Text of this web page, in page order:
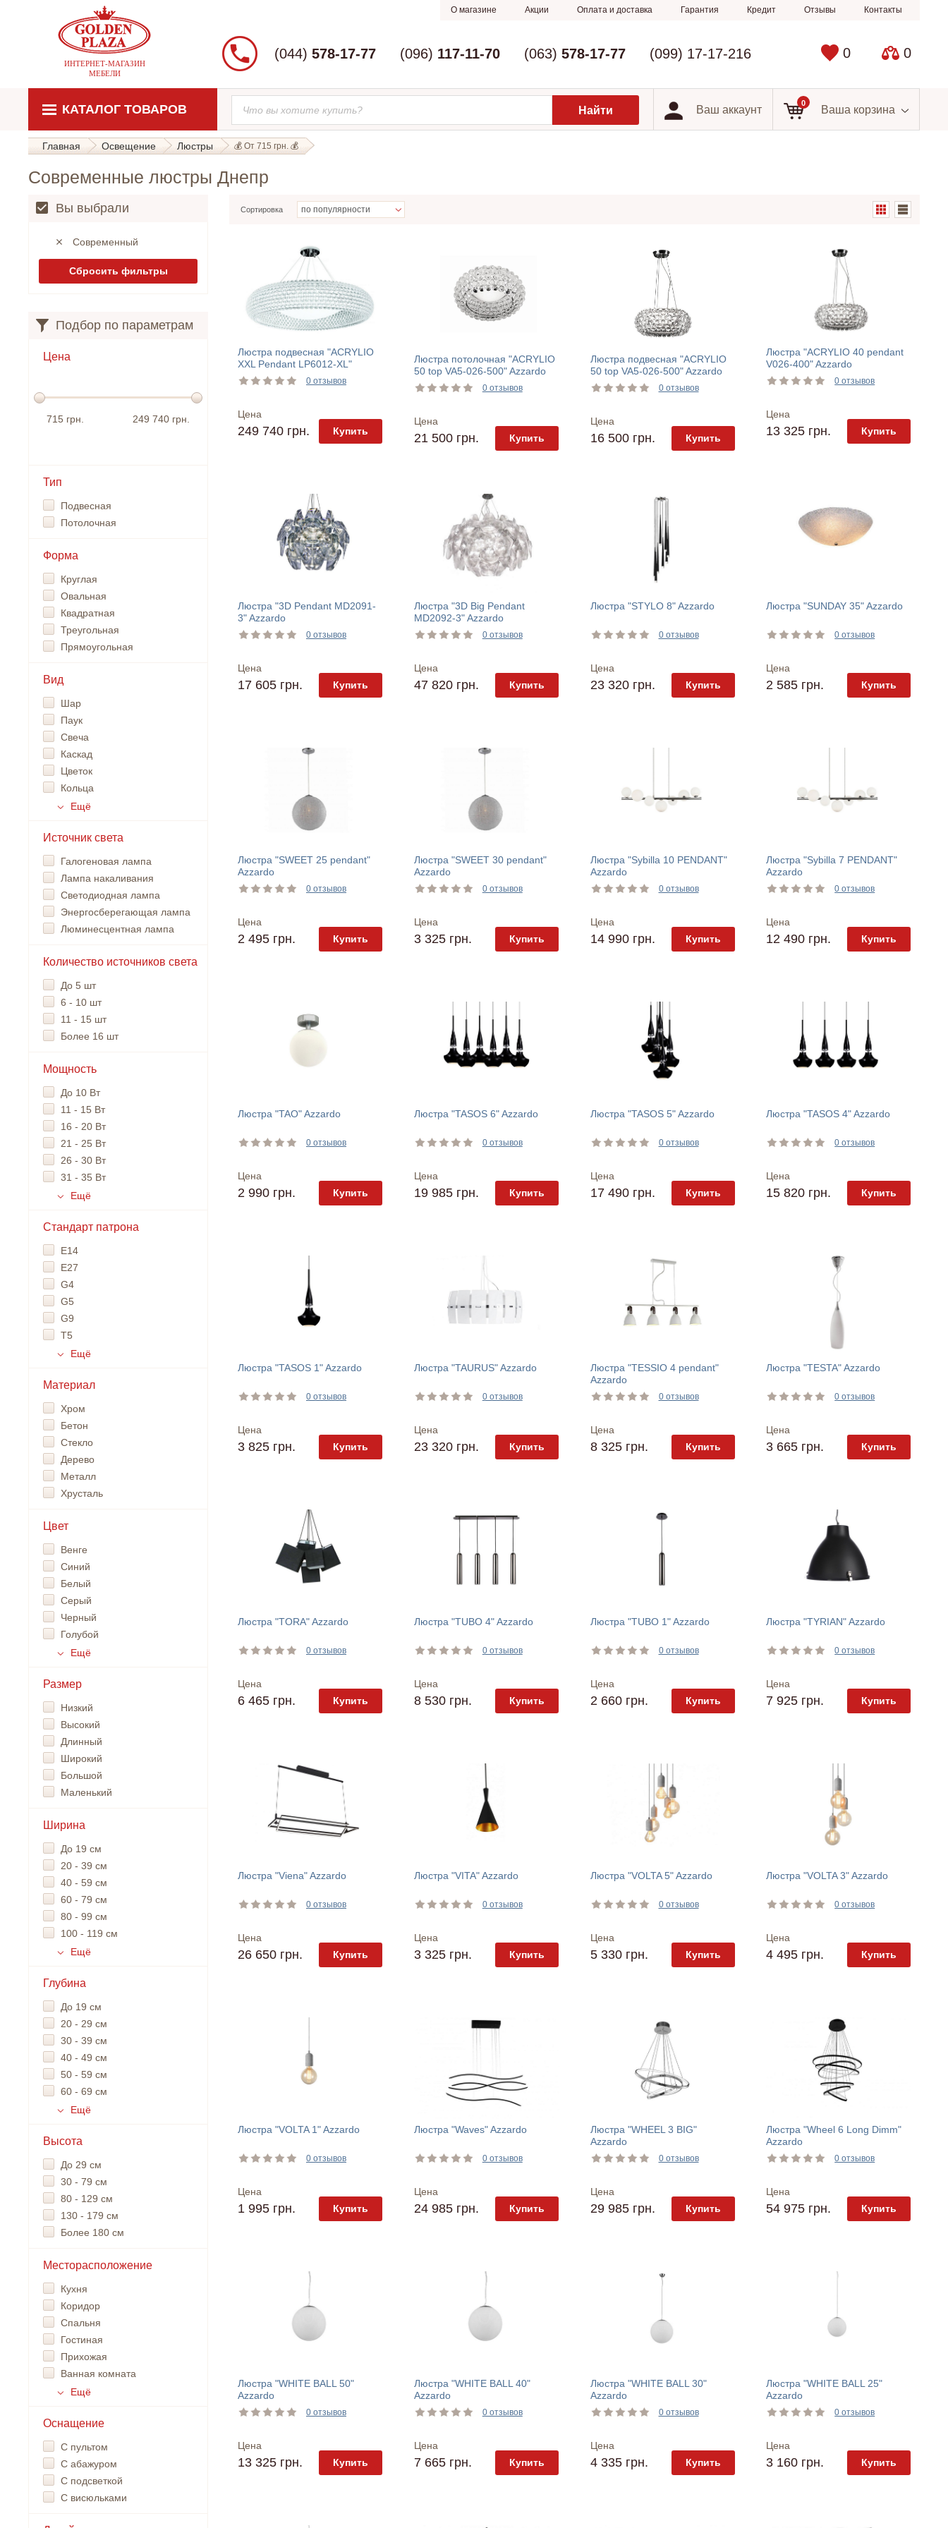
ИНТЕРНЕТ-МАГАЗИН
МЕБЕЛИ
О магазине Акции Оплата и доставка Гарантия Кредит Отзывы Контакты
0 0
(044) 578-17-77 (096) 117-11-70 (063) 578-17-77 (099) 17-17-216
КАТАЛОГ ТОВАРОВ Ваш аккаунт
0
Ваша корзина
Главная Освещение Люстры 💰 От 715 грн. 💰
Современные люстры Днепр
Вы выбрали
Современный
Сбросить фильтры
Подбор по параметрам
Цена
715 грн. 249 740 грн.
Тип
Подвесная
Потолочная
Форма
Круглая
Овальная
Квадратная
Треугольная
Прямоугольная
Вид
Шар
Паук
Свеча
Каскад
Цветок
Кольца
Ещё
Источник света
Галогеновая лампа
Лампа накаливания
Светодиодная лампа
Энергосберегающая лампа
Люминесцентная лампа
Количество источников света
До 5 шт
6 - 10 шт
11 - 15 шт
Более 16 шт
Мощность
До 10 Вт
11 - 15 Вт
16 - 20 Вт
21 - 25 Вт
26 - 30 Вт
31 - 35 Вт
Ещё
Стандарт патрона
Е14
Е27
G4
G5
G9
T5
Ещё
Материал
Хром
Бетон
Стекло
Дерево
Металл
Хрусталь
Цвет
Венге
Синий
Белый
Серый
Черный
Голубой
Ещё
Размер
Низкий
Высокий
Длинный
Широкий
Большой
Маленький
Ширина
До 19 см
20 - 39 см
40 - 59 см
60 - 79 см
80 - 99 см
100 - 119 см
Ещё
Глубина
До 19 см
20 - 29 см
30 - 39 см
40 - 49 см
50 - 59 см
60 - 69 см
Ещё
Высота
До 29 см
30 - 79 см
80 - 129 см
130 - 179 см
Более 180 см
Месторасположение
Кухня
Коридор
Спальня
Гостиная
Прихожая
Ванная комната
Ещё
Оснащение
С пультом
С абажуром
С подсветкой
С висюльками
Сортировка
Люстра подвесная "ACRYLIO
XXL Pendant LP6012-XL"
Azzardo
0 отзывов
Цена
249 740 грн. Купить
Люстра потолочная "ACRYLIO
50 top VA5-026-500" Azzardo
0 отзывов
Цена
21 500 грн. Купить
Люстра подвесная "ACRYLIO
50 top VA5-026-500" Azzardo
0 отзывов
Цена
16 500 грн. Купить
Люстра "ACRYLIO 40 pendant
V026-400" Azzardo
0 отзывов
Цена
13 325 грн. Купить
Люстра "3D Pendant MD2091-
3" Azzardo
0 отзывов
Цена
17 605 грн. Купить
Люстра "3D Big Pendant
MD2092-3" Azzardo
0 отзывов
Цена
47 820 грн. Купить
Люстра "STYLO 8" Azzardo
0 отзывов
Цена
23 320 грн. Купить
Люстра "SUNDAY 35" Azzardo
0 отзывов
Цена
2 585 грн. Купить
Люстра "SWEET 25 pendant"
Azzardo
0 отзывов
Цена
2 495 грн. Купить
Люстра "SWEET 30 pendant"
Azzardo
0 отзывов
Цена
3 325 грн. Купить
Люстра "Sybilla 10 PENDANT"
Azzardo
0 отзывов
Цена
14 990 грн. Купить
Люстра "Sybilla 7 PENDANT"
Azzardo
0 отзывов
Цена
12 490 грн. Купить
Люстра "TAO" Azzardo
0 отзывов
Цена
2 990 грн. Купить
Люстра "TASOS 6" Azzardo
0 отзывов
Цена
19 985 грн. Купить
Люстра "TASOS 5" Azzardo
0 отзывов
Цена
17 490 грн. Купить
Люстра "TASOS 4" Azzardo
0 отзывов
Цена
15 820 грн. Купить
Люстра "TASOS 1" Azzardo
0 отзывов
Цена
3 825 грн. Купить
Люстра "TAURUS" Azzardo
0 отзывов
Цена
23 320 грн. Купить
Люстра "TESSIO 4 pendant"
Azzardo
0 отзывов
Цена
8 325 грн. Купить
Люстра "TESTA" Azzardo
0 отзывов
Цена
3 665 грн. Купить
Люстра "TORA" Azzardo
0 отзывов
Цена
6 465 грн. Купить
Люстра "TUBO 4" Azzardo
0 отзывов
Цена
8 530 грн. Купить
Люстра "TUBO 1" Azzardo
0 отзывов
Цена
2 660 грн. Купить
Люстра "TYRIAN" Azzardo
0 отзывов
Цена
7 925 грн. Купить
Люстра "Viena" Azzardo
0 отзывов
Цена
26 650 грн. Купить
Люстра "VITA" Azzardo
0 отзывов
Цена
3 325 грн. Купить
Люстра "VOLTA 5" Azzardo
0 отзывов
Цена
5 330 грн. Купить
Люстра "VOLTA 3" Azzardo
0 отзывов
Цена
4 495 грн. Купить
Люстра "VOLTA 1" Azzardo
0 отзывов
Цена
1 995 грн. Купить
Люстра "Waves" Azzardo
0 отзывов
Цена
24 985 грн. Купить
Люстра "WHEEL 3 BIG"
Azzardo
0 отзывов
Цена
29 985 грн. Купить
Люстра "Wheel 6 Long Dimm"
Azzardo
0 отзывов
Цена
54 975 грн. Купить
Люстра "WHITE BALL 50"
Azzardo
0 отзывов
Цена
13 325 грн. Купить
Люстра "WHITE BALL 40"
Azzardo
0 отзывов
Цена
7 665 грн. Купить
Люстра "WHITE BALL 30"
Azzardo
0 отзывов
Цена
4 335 грн. Купить
Люстра "WHITE BALL 25"
Azzardo
0 отзывов
Цена
3 160 грн. Купить